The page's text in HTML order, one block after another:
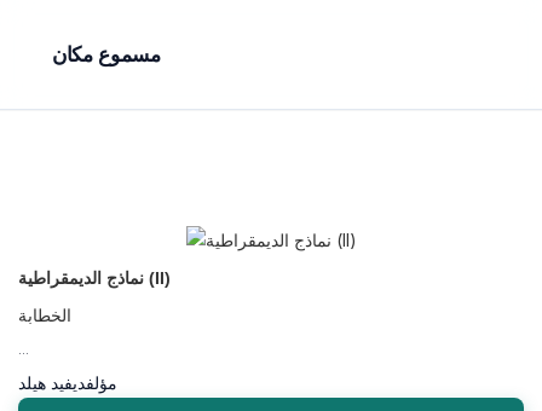
مسموع مكان
نماذج الديمقراطية (II)
الخطابة
مؤلفديفيد هيلد